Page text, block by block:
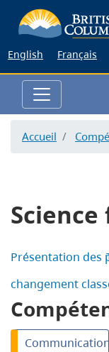
English Français
Accueil
Science
Présentation des
changement
Communication